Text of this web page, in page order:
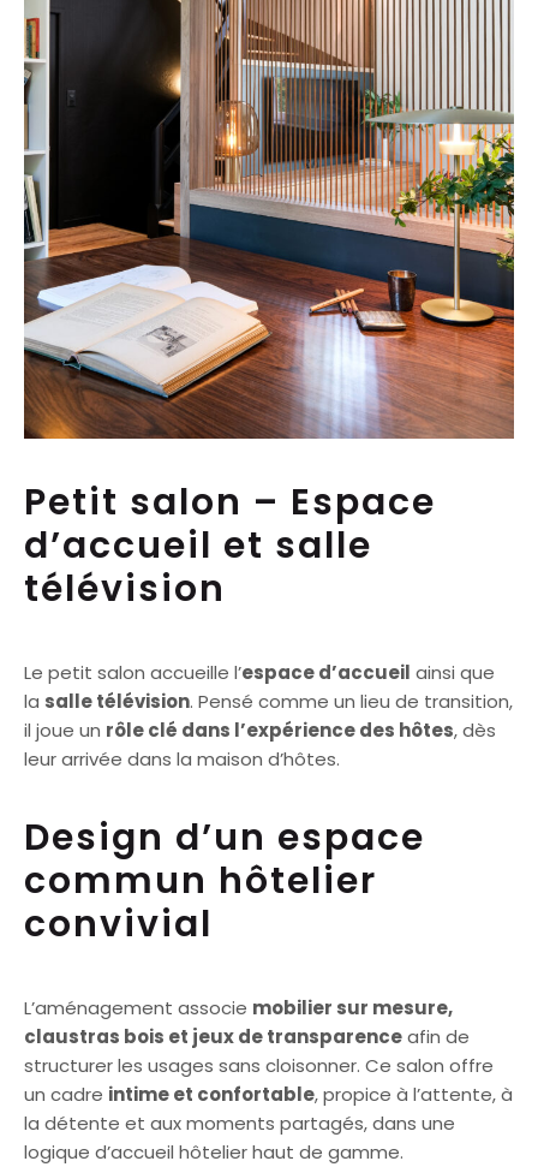
Petit salon – Espace
d’accueil et salle
télévision
Le petit salon accueille l’espace d’accueil ainsi que
la salle télévision. Pensé comme un lieu de transition,
il joue un rôle clé dans l’expérience des hôtes, dès
leur arrivée dans la maison d’hôtes.
Design d’un espace
commun hôtelier
convivial
L’aménagement associe mobilier sur mesure,
claustras bois et jeux de transparenceafin de
structurer les usages sans cloisonner. Ce salon offre
un cadre intime et confortable, propice à l’attente, à
la détente et aux moments partagés, dans une
logique d’accueil hôtelier haut de gamme.